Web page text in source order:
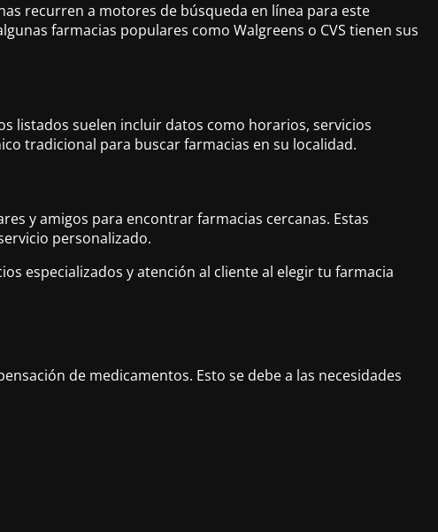
recurren a motores de búsqueda en línea para este
farmacias populares como Walgreens o CVS tienen sus
listados suelen incluir datos como horarios, servicios
tradicional para buscar farmacias en su localidad.
y amigos para encontrar farmacias cercanas. Estas
personalizado.
especializados y atención al cliente al elegir tu farmacia
de medicamentos. Esto se debe a las necesidades